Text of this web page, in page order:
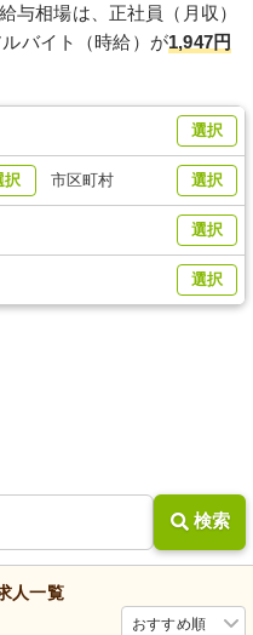
与相場は、正社員（月収）
ルバイト（時給）が1,947円
選択
択 市区町村 選択
選択
選択
検索
人一覧
おすすめ順